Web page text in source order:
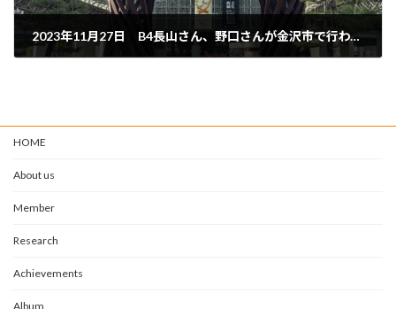
2023年11月27日 B4長山さん、野口さんが金沢市で行われたMAGDA2023で研究発表を行いました。
HOME
About us
Member
Research
Achievements
Album